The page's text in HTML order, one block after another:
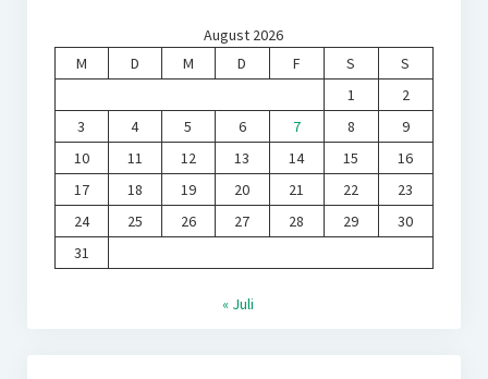
August 2026
M
D M D F S
S
1
2
3
4 5 6 7 8
9
10
11 12 13 14 15
16
17
18 19 20 21 22
23
24
25 26 27 28 29
30
31
« Juli